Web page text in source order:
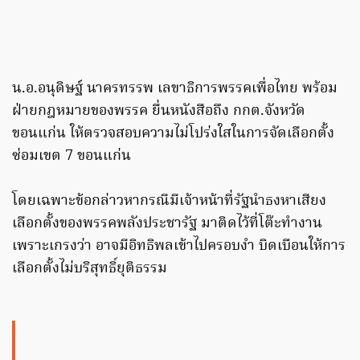
น.อ.อนุดิษฐ์ นาครทรรพ เลขาธิการพรรคเพื่อไทย พร้อม
ฝ่ายกฎหมายของพรรค ยื่นหนังสือถึง กกต.จังหวัด
ขอนแก่น ให้ตรวจสอบความไม่โปร่งใสในการจัดเลือกตั้ง
ซ่อมเขต 7 ขอนแก่น
โดยเฉพาะข้อกล่าวหากรณีมีเจ้าหน้าที่รัฐนำธงหาเสียง
เลือกตั้งของพรรคพลังประชารัฐ มาติดไว้ที่โต๊ะทำงาน
เพราะเกรงว่า อาจมีอิทธิพลเข้าไปครอบงำ บิดเบือนให้การ
เลือกตั้งไม่บริสุทธิ์ยุติธรรม